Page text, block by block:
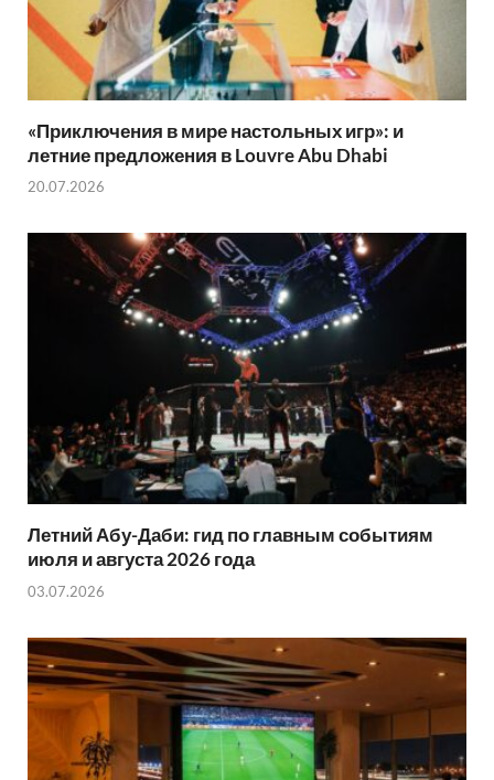
«Приключения в мире настольных игр»: и
летние предложения в Louvre Abu Dhabi
20.07.2026
Летний Абу-Даби: гид по главным событиям
июля и августа 2026 года
03.07.2026